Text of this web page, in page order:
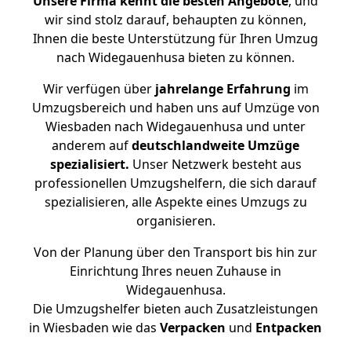
wir sind stolz darauf, behaupten zu können,
Ihnen die beste Unterstützung für Ihren Umzug
nach Widegauenhusa bieten zu können.
Wir verfügen überjahrelange Erfahrung im
Umzugsbereich und haben uns auf Umzüge von
Wiesbaden nach Widegauenhusa und unter
anderem aufdeutschlandweite Umzüge
spezialisiert. Unser Netzwerk besteht aus
professionellen Umzugshelfern, die sich darauf
spezialisieren, alle Aspekte eines Umzugs zu
organisieren.
Von der Planung über den Transport bis hin zur
Einrichtung Ihres neuen Zuhause in
Widegauenhusa.
Die Umzugshelfer bieten auch Zusatzleistungen
in Wiesbaden wie das Verpacken und Entpacken